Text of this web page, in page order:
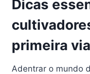
Dicas
primeira
Adentrar o mundo